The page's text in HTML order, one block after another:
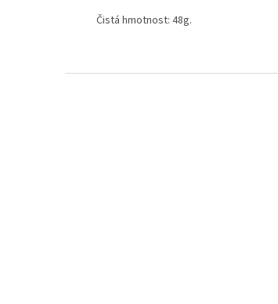
Čistá hmotnost: 48g.